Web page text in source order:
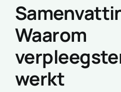
Waarom
werkt